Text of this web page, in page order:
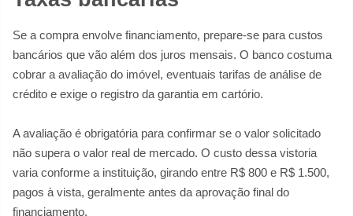
Se a compra envolve financiamento, prepare-se para custos
bancários que vão além dos juros mensais. O banco costuma
cobrar a avaliação do imóvel, eventuais tarifas de análise de
crédito e exige o registro da garantia em cartório.
A avaliação é obrigatória para confirmar se o valor solicitado
não supera o valor real de mercado. O custo dessa vistoria
varia conforme a instituição, girando entre R$ 800 e R$ 1.500,
pagos à vista, geralmente antes da aprovação final do
financiamento.